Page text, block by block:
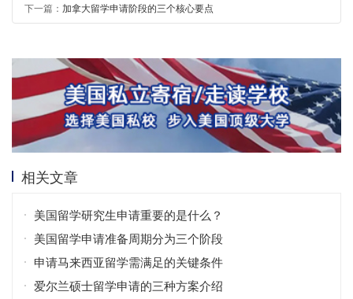
下一篇： 加拿大留学申请阶段的三个核心要点
相关文章
美国留学研究生申请重要的是什么？
美国留学申请准备周期分为三个阶段
申请马来西亚留学需满足的关键条件
爱尔兰硕士留学申请的三种方案介绍